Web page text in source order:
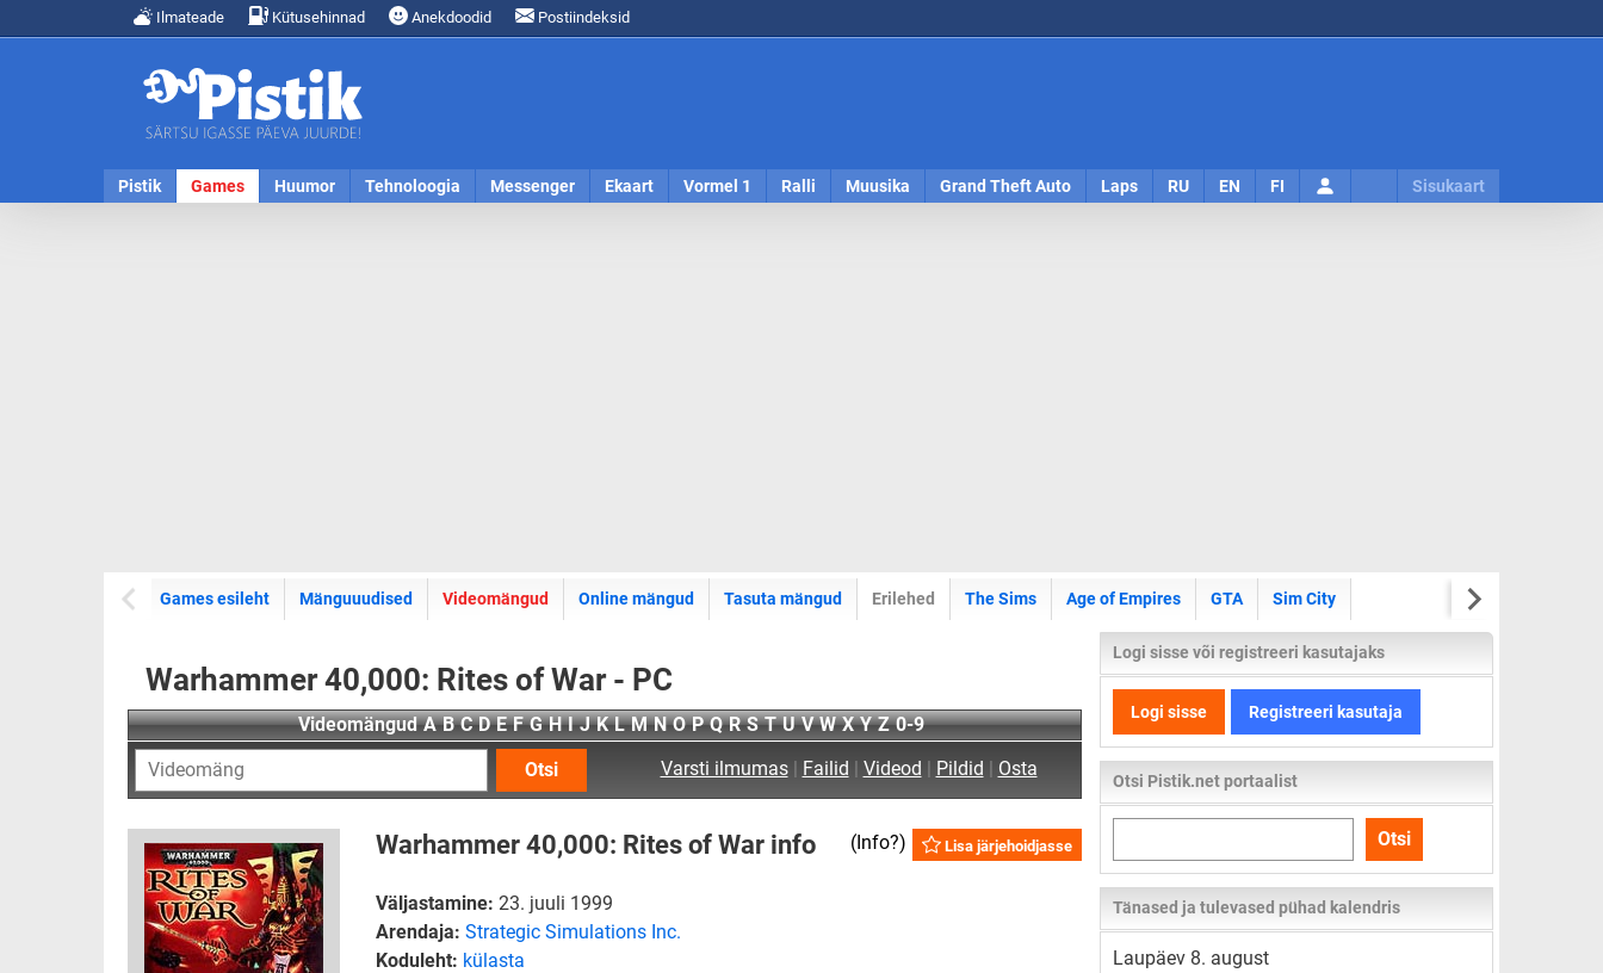
Ilmateade Kütusehinnad Anekdoodid Postiindeksid
Pistik Games Huumor Tehnoloogia Messenger Ekaart Vormel 1 Ralli Muusika Grand Theft Auto Laps RU EN FI Sisukaart
Games esileht Mänguuudised Videomängud Online mängud Tasuta mängud Erilehed The Sims Age of Empires GTA Sim City
Warhammer 40,000: Rites of War - PC
Videomängud A B C D E F G H I J K L M N O P Q R S T U V W X Y Z 0-9
Otsi
Varsti ilmumas| Failid | Videod | Pildid | Osta
Lisa järjehoidjasse
(Info?)
Warhammer 40,000: Rites of War info
Väljastamine: 23. juuli 1999
Arendaja: Strategic Simulations Inc.
Koduleht: külasta
Logi sisse või registreeri kasutajaks
Logi sisse Registreeri kasutaja
Otsi Pistik.net portaalist
kogu
lehelt
Otsi
Tänased ja tulevased pühad kalendris
Laupäev 8. august